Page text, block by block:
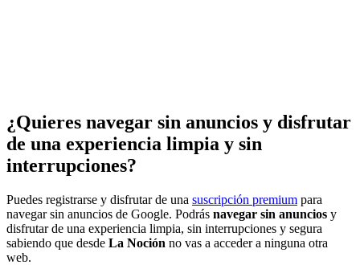
¿Quieres navegar sin anuncios y disfrutar
de una experiencia limpia y sin
interrupciones?
Puedes registrarse y disfrutar de una suscripción premium para
navegar sin anuncios de Google. Podrás navegar sin anuncios y
disfrutar de una experiencia limpia, sin interrupciones y segura
sabiendo que desde La Noción no vas a acceder a ninguna otra
web.